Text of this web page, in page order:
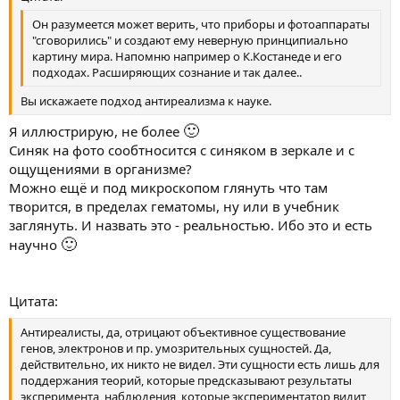
людьми, может быть чрезвычайно богат, усложнен и тонок,
оставаясь невербализуемым. Достаточно вспомнить об
эмоциях, возникающих при восприятии произведений
искусства. Хотя одно и то же произведение вызывает у каждого
зрителя свой ряд эмоций, в них есть нечто общее, то есть
момент сопереживания. В противном случае каждое
произведение имело бы очень узкий круг почитателей, а не
служило миллионам людей на протяжении веков.
Двойственная природа психики, зависимость процесса
отражения от объекта отражения и наделенного
потребностями субъекта породили две основные
разновидности, две ветви человеческой культуры, взаимно
дополняющие друг друга: науку и искусство. Субъективная
сторона внутреннего мира личности не является предметом
нейрофизиологии, поскольку она не является предметом
науки вообще. Отступая от преследующих его по пятам
момент оказывается на территории, где он чувствует себя
недостигаемым для представителей этих отраслей знания. С
облегчением он осматривается вокруг и обнаруживает, что
находится на территории... искусства.
Нам было важно остановиться на общеметодологических
вопросах для того, чтобы сразу же недвусмысленно
определить свой подход к проблеме эмоций.
Он разумеется может верить, что приборы и фотоаппараты
"сговорились" и создают ему неверную принципиально
картину мира. Напомню например о К.Костанеде и его
подходах. Расширяющих сознание и так далее..
Вы искажаете подход антиреализма к науке.
Я иллюстрирую, не более 🙂
Синяк на фото сообтносится с синяком в зеркале и с
ощущениями в организме?
Можно ещё и под микроскопом глянуть что там
творится, в пределах гематомы, ну или в учебник
заглянуть. И назвать это - реальностью. Ибо это и есть
научно 🙂
Цитата:
Антиреалисты, да, отрицают объективное существование
генов, электронов и пр. умозрительных сущностей. Да,
действительно, их никто не видел. Эти сущности есть лишь для
поддержания теорий, которые предсказывают результаты
эксперимента, наблюдения, которые экспериментатор видит,